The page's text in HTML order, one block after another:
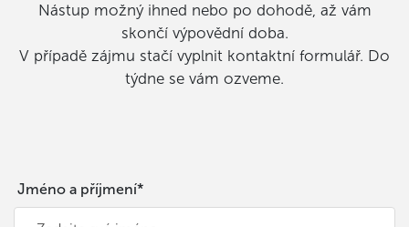
Nástup možný ihned nebo po dohodě, až vám
skončí výpovědní doba.
V případě zájmu stačí vyplnit kontaktní formulář. Do
týdne se vám ozveme.
Jméno a příjmení*